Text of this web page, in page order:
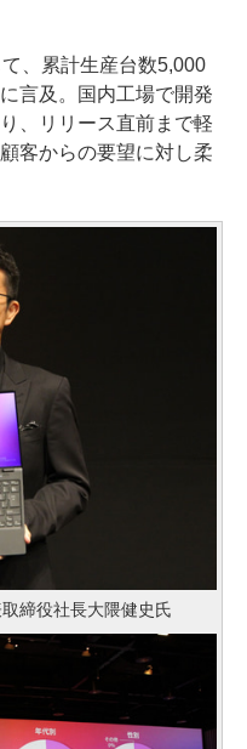
、累計生産台数5,000
言及。国内工場で開発
、リリース直前まで軽
客からの要望に対し柔
締役社長大隈健史氏